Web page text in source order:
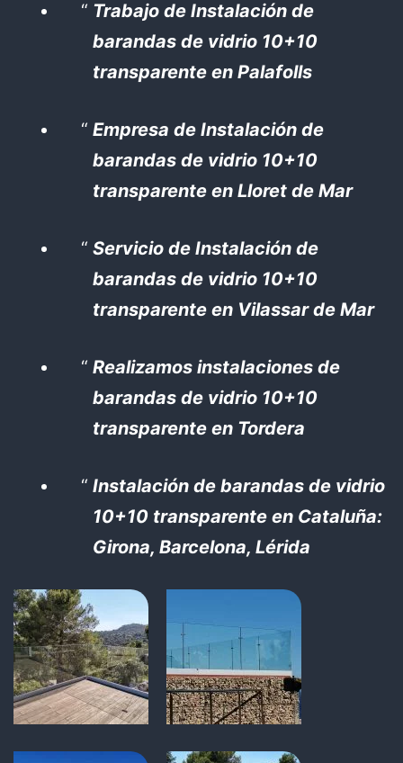
Trabajo de Instalación de
barandas de vidrio 10+10
transparente en Palafolls
Empresa de Instalación de
barandas de vidrio 10+10
transparente en Lloret de Mar
Servicio de Instalación de
barandas de vidrio 10+10
transparente en Vilassar de Mar
Realizamos instalaciones de
barandas de vidrio 10+10
transparente en Tordera
Instalación de barandas de vidrio
10+10 transparente en Cataluña:
Girona, Barcelona, Lérida